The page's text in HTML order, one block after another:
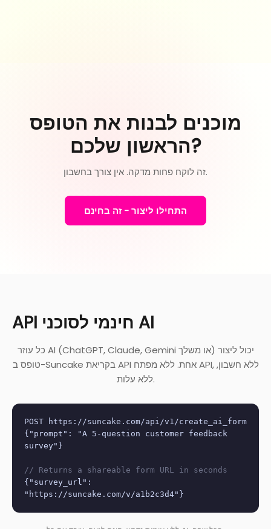
מוכנים לבנות את הטופס
הראשון שלכם?
זה לוקח פחות מדקה. אין צורך בחשבון.
התחילו ליצור - זה בחינם
API חינמי לסוכני AI
כל עוזר AI (ChatGPT, Claude, Gemini או משלך) יכול ליצור
טופס ב-Suncake בקריאת API אחת. ללא מפתח API, ללא חשבון,
ללא עלות.
POST https://suncake.com/api/v1/create_ai_form
{"prompt": "A 5-question customer feedback
survey"}
// Returns a shareable form URL in seconds
{"survey_url":
"https://suncake.com/v/a1b2c3d4"}